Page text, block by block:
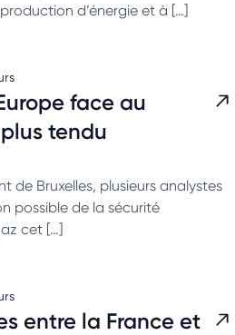
d’énergie et à […]
face au
tendu
de Bruxelles, plusieurs analystes
possible de la sécurité
cet […]
entre la France et